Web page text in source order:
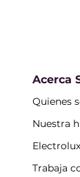
Acerca
Quienes
Nuestra
Trabaja